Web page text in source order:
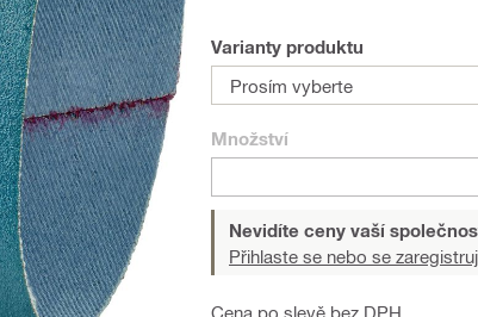
Varianty produktu
Prosím vyberte
Množství
Nevidíte ceny vaší
Přihlaste se nebo se
Cena po slevě bez DPH